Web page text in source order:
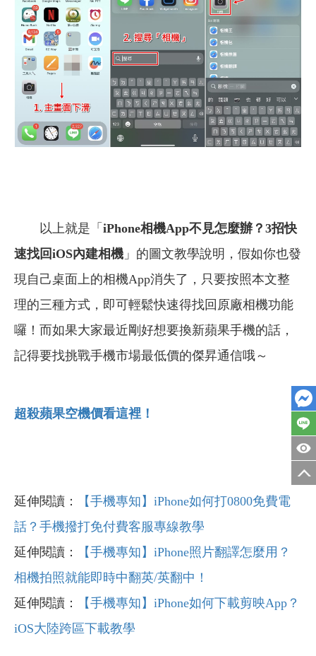
以上就是「 iPhone相機App不見怎麼辦？3招快
速找回iOS內建相機 」的圖文教學說明，假如你也發
現自己桌面上的相機App消失了，只要按照本文整
理的三種方式，即可輕鬆快速得找回原廠相機功能
囉！ 而如果大家最近剛好想要換新蘋果手機的話，
記得要找挑戰手機市場最低價的傑昇通信哦～
超殺蘋果空機價看這裡！
延伸閱讀：
【手機專知】iPhone如何打0800免費電
話？手機撥打免付費客服專線教學
延伸閱讀：
【手機專知】iPhone照片翻譯怎麼用？
相機拍照就能即時中翻英/英翻中！
延伸閱讀：
【手機專知】iPhone如何下載剪映App？
iOS大陸跨區下載教學